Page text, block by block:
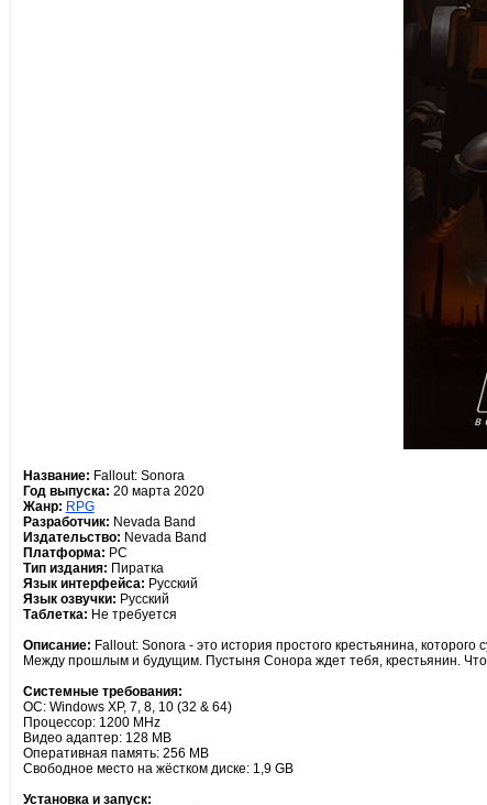
Название: Fallout: Sonora
Год выпуска: 20 марта 2020
Жанр: RPG
Разработчик: Nevada Band
Издательство: Nevada Band
Платформа: PC
Тип издания: Пиратка
Язык интерфейса: Русский
Язык озвучки: Русский
Таблетка: Не требуется
Описание: Fallout: Sonora - это история простого крестьянина,
Между прошлым и будущим. Пустыня Сонора ждет тебя, крестьянин.
Системные требования:
ОС: Windows XP, 7, 8, 10 (32 & 64)
Процессор: 1200 MHz
Видео адаптер: 128 MB
Оперативная память: 256 MB
Свободное место на жёстком диске: 1,9 GB
Установка и запуск: